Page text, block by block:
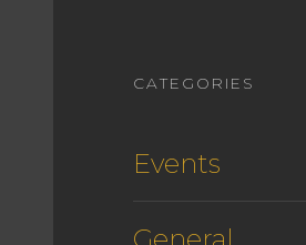
CATEGORIES
Events